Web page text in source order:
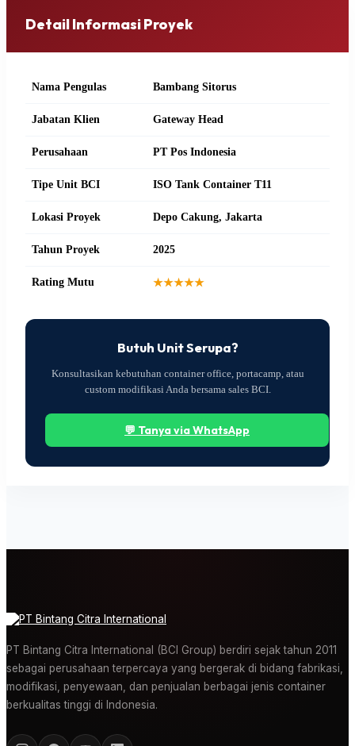
Detail Informasi Proyek
Nama Pengulas Bambang Sitorus
Jabatan Klien Gateway Head
Perusahaan PT Pos Indonesia
Tipe Unit BCI ISO Tank Container T11
Lokasi Proyek Depo Cakung, Jakarta
Tahun Proyek 2025
Rating Mutu ★★★★★
Butuh Unit Serupa?
Konsultasikan kebutuhan container office, portacamp, atau
custom modifikasi Anda bersama sales BCI.
💬 Tanya via WhatsApp
PT Bintang Citra International (BCI Group) berdiri sejak tahun 2011
sebagai perusahaan terpercaya yang bergerak di bidang fabrikasi,
modifikasi, penyewaan, dan penjualan berbagai jenis container
berkualitas tinggi di Indonesia.